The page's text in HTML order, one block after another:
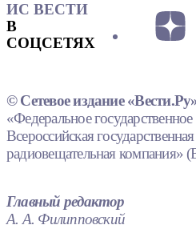
ИС ВЕСТИ
В
СОЦСЕТЯХ
© Сетевое издание
«Федеральное
Всероссийская
радиовещательная компания»
Главный редактор
А. А. Филипповский